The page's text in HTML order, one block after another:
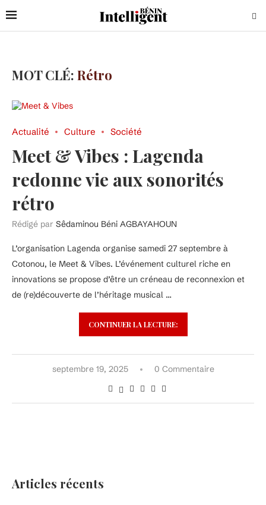
MOT CLÉ: Rétro
Actualité Culture Société
Meet & Vibes : Lagenda
redonne vie aux sonorités
rétro
Rédigé par Sêdaminou Béni AGBAYAHOUN
L’organisation Lagenda organise samedi 27 septembre à
Cotonou, le Meet & Vibes. L’événement culturel riche en
innovations se propose d’être un créneau de reconnexion et
de (re)découverte de l’héritage musical …
CONTINUER LA LECTURE:
septembre 19, 2025 0 Commentaire
Articles récents